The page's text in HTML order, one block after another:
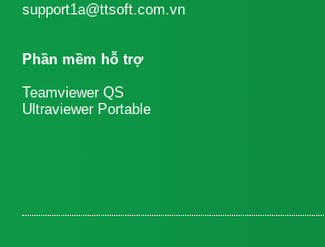
support1a@ttsoft.com.vn
Phần mềm hỗ trợ
Teamviewer QS
Ultraviewer Portable